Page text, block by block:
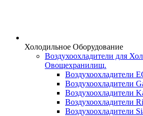
Холодильное Оборудование
Воздухоохладители для
Овощехранилищ.
Воздухоохладители
Воздухоохладители
Воздухоохладители
Воздухоохладители
Воздухоохладители